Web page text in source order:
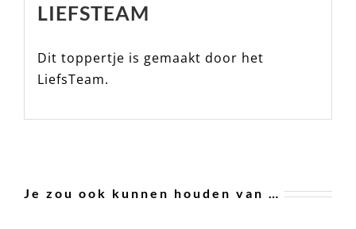
LIEFSTEAM
Dit toppertje is gemaakt door het
LiefsTeam.
Je zou ook kunnen houden van …